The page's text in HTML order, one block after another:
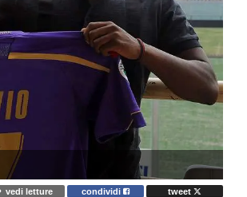
vedi letture condividi tweet